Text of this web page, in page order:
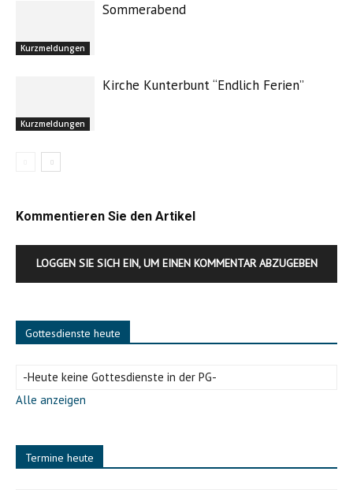
Kurzmeldungen
Sommerabend
Kurzmeldungen
Kirche Kunterbunt “Endlich Ferien”
Kommentieren Sie den Artikel
LOGGEN SIE SICH EIN, UM EINEN KOMMENTAR ABZUGEBEN
Gottesdienste heute
-Heute keine Gottesdienste in der PG-
Alle anzeigen
Termine heute